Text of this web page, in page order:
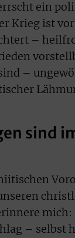
ein
Krieg ist
–
–
sind
mich:
– selbst